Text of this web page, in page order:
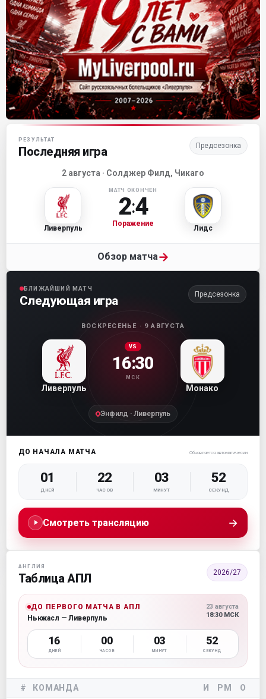
Матч-центр «Ливерпуля»
РЕЗУЛЬТАТ
Последняя игра Предсезонка
2 августа · Солджер Филд, Чикаго
Ливерпуль
МАТЧ ОКОНЧЕН
2:4
Поражение
Лидс
Обзор матча→
БЛИЖАЙШИЙ МАТЧ
Следующая игра Предсезонка
ВОСКРЕСЕНЬЕ · 9 АВГУСТА
Ливерпуль
VS
16:30
МСК
Монако
Энфилд · Ливерпуль
ДО НАЧАЛА МАТЧА Обновляется автоматически
01
ДНЕЙ
22
ЧАСОВ
03
МИНУТ
51
СЕКУНД
Смотреть трансляцию →
АНГЛИЯ
Таблица АПЛ 2026/27
ДО ПЕРВОГО МАТЧА В АПЛ
Ньюкасл — Ливерпуль
23 августа
18:30 МСК
16
ДНЕЙ
00
ЧАСОВ
03
МИНУТ
51
СЕКУНД
# КОМАНДА И РМ О